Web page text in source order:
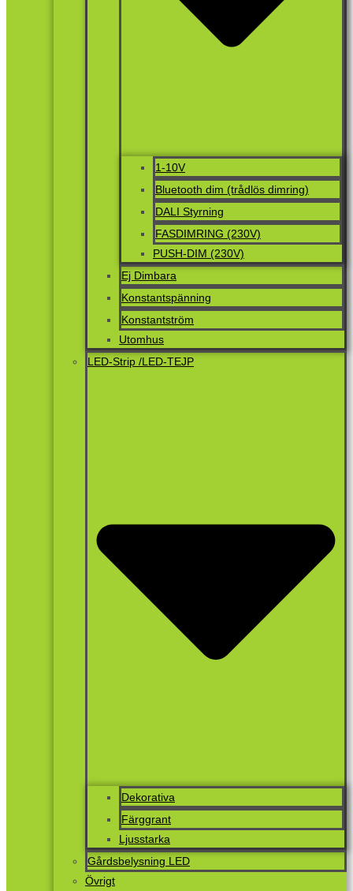
1-10V
Bluetooth dim (trådlös dimring)
DALI Styrning
FASDIMRING (230V)
PUSH-DIM (230V)
Ej Dimbara
Konstantspänning
Konstantström
Utomhus
LED-Strip /LED-TEJP
Dekorativa
Färggrant
Ljusstarka
Gårdsbelysning LED
Övrigt